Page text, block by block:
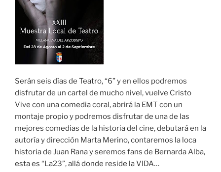
Serán seis días de Teatro, “6” y en ellos podremos
disfrutar de un cartel de mucho nivel, vuelve Cristo
Vive con una comedia coral, abrirá la EMT con un
montaje propio y podremos disfrutar de una de las
mejores comedias de la historia del cine, debutará en la
autoría y dirección Marta Merino, contaremos la loca
historia de Juan Rana y seremos fans de Bernarda Alba,
esta es “La23”, allá donde reside la VIDA…